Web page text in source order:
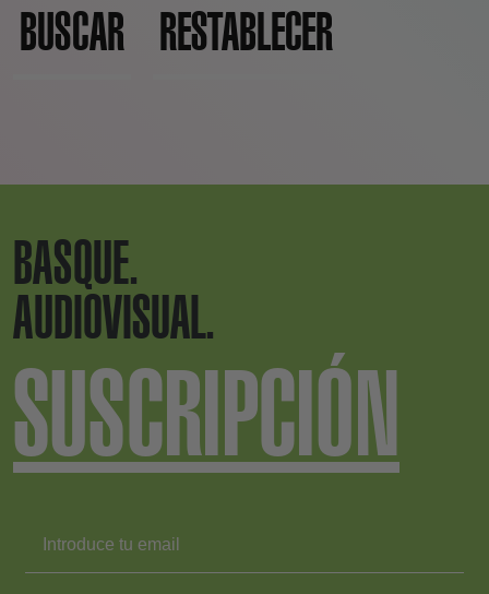
BUSCAR RESTABLECER
BASQUE.
AUDIOVISUAL.
SUSCRIPCIÓN